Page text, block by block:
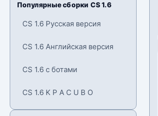
Популярные сборки CS 1.6
CS 1.6 Русская версия
CS 1.6 Английская версия
CS 1.6 с ботами
CS 1.6 K P A C U B O